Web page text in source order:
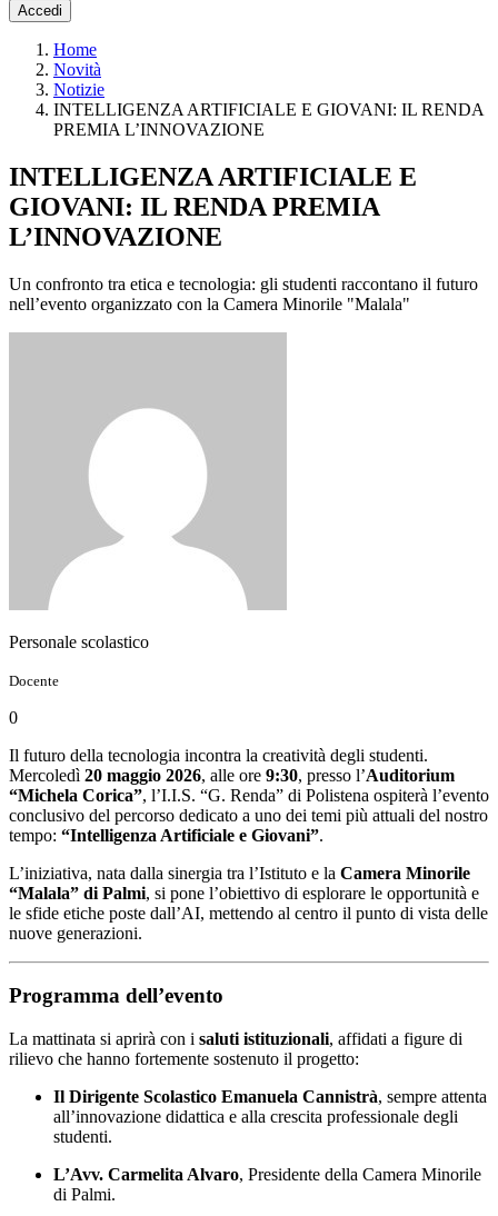
Accedi
Home
Novità
Notizie
INTELLIGENZA ARTIFICIALE E GIOVANI: IL RENDA
PREMIA L’INNOVAZIONE
INTELLIGENZA ARTIFICIALE E
GIOVANI: IL RENDA PREMIA
L’INNOVAZIONE
Un confronto tra etica e tecnologia: gli studenti raccontano il futuro
nell’evento organizzato con la Camera Minorile "Malala"
Personale scolastico
Docente
0
Il futuro della tecnologia incontra la creatività degli studenti.
Mercoledì 20 maggio 2026, alle ore 9:30, presso l’Auditorium
“Michela Corica”, l’I.I.S. “G. Renda” di Polistena ospiterà l’evento
conclusivo del percorso dedicato a uno dei temi più attuali del nostro
tempo: “Intelligenza Artificiale e Giovani”.
L’iniziativa, nata dalla sinergia tra l’Istituto e la Camera Minorile
“Malala” di Palmi, si pone l’obiettivo di esplorare le opportunità e
le sfide etiche poste dall’AI, mettendo al centro il punto di vista delle
nuove generazioni.
Programma dell’evento
La mattinata si aprirà con i saluti istituzionali, affidati a figure di
rilievo che hanno fortemente sostenuto il progetto:
Il Dirigente Scolastico Emanuela Cannistrà, sempre attenta
all’innovazione didattica e alla crescita professionale degli
studenti.
L’Avv. Carmelita Alvaro, Presidente della Camera Minorile
di Palmi.